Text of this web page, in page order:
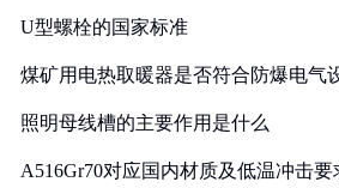
U型螺栓的国家标准
煤矿用电热取暖器是否符合防爆电气
照明母线槽的主要作用是什么
A516Gr70对应国内材质及低温冲击要